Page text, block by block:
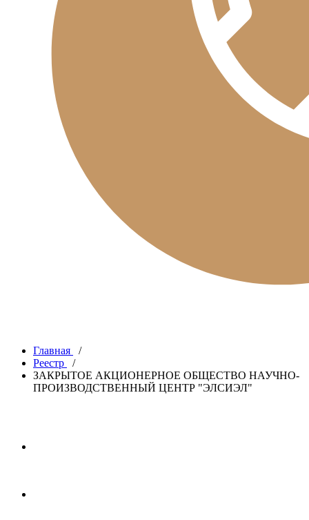
Главная
/
Реестр
/
ЗАКРЫТОЕ АКЦИОНЕРНОЕ ОБЩЕСТВО НАУЧНО-
ПРОИЗВОДСТВЕННЫЙ ЦЕНТР "ЭЛСИЭЛ"